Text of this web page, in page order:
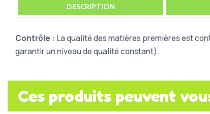
DESCRIPTION
Contrôle : La qualité des matières premières est
garantir un niveau de qualité constant).
Ces produits peuvent